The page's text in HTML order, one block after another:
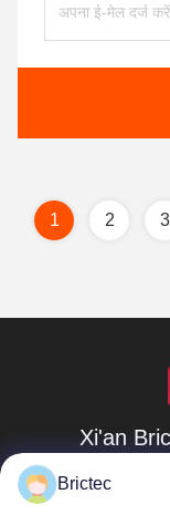
1 2 3
Xi'an
Brictec